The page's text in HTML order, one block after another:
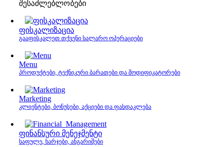
შესაძლებლობები
ფისკალიზაცია
გააფისკალეთ თქვენი სალარო ოპერაციები
Menu
პროდუქტები, ტექნიკური ბარათები და მოდიფიკატორები
Marketing
კლიენტები, ბონუსები, აქციები და ფასდაკლება
ფინანსური მენეჯმენტი
საფულე, ხარჯები, ანგარიშები